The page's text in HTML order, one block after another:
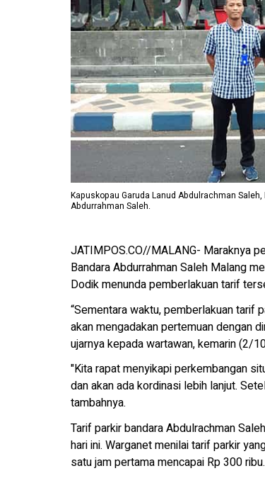
Kapuskopau Garuda Lanud Abdulrachman
Abdurrahman Saleh.
JATIMPOS.CO//MALANG- Maraknya
Bandara Abdurrahman Saleh Malang
Dodik menunda pemberlakuan tarif
“Sementara waktu, pemberlakuan tarif
akan mengadakan pertemuan dengan
ujarnya kepada wartawan, kemarin (2/
"Kita rapat menyikapi perkembangan
dan akan ada kordinasi lebih lanjut.
tambahnya.
Tarif parkir bandara Abdulrachman
hari ini. Warganet menilai tarif parkir
satu jam pertama mencapai Rp 300 ribu.